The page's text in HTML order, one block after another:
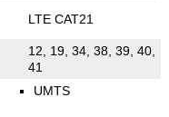
LTE CAT21
12, 19, 34, 38, 39, 40,
41
UMTS